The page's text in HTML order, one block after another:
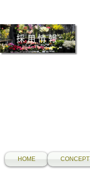
採用情報
HOME CONCEPT